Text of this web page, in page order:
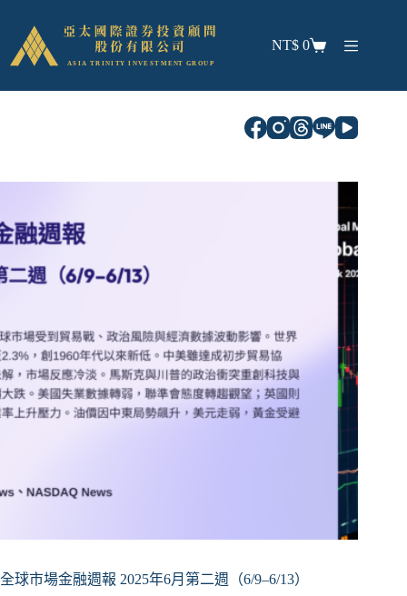
NT$ 0
全球市場金融週報 2025年6月第二週（6/9–6/13）